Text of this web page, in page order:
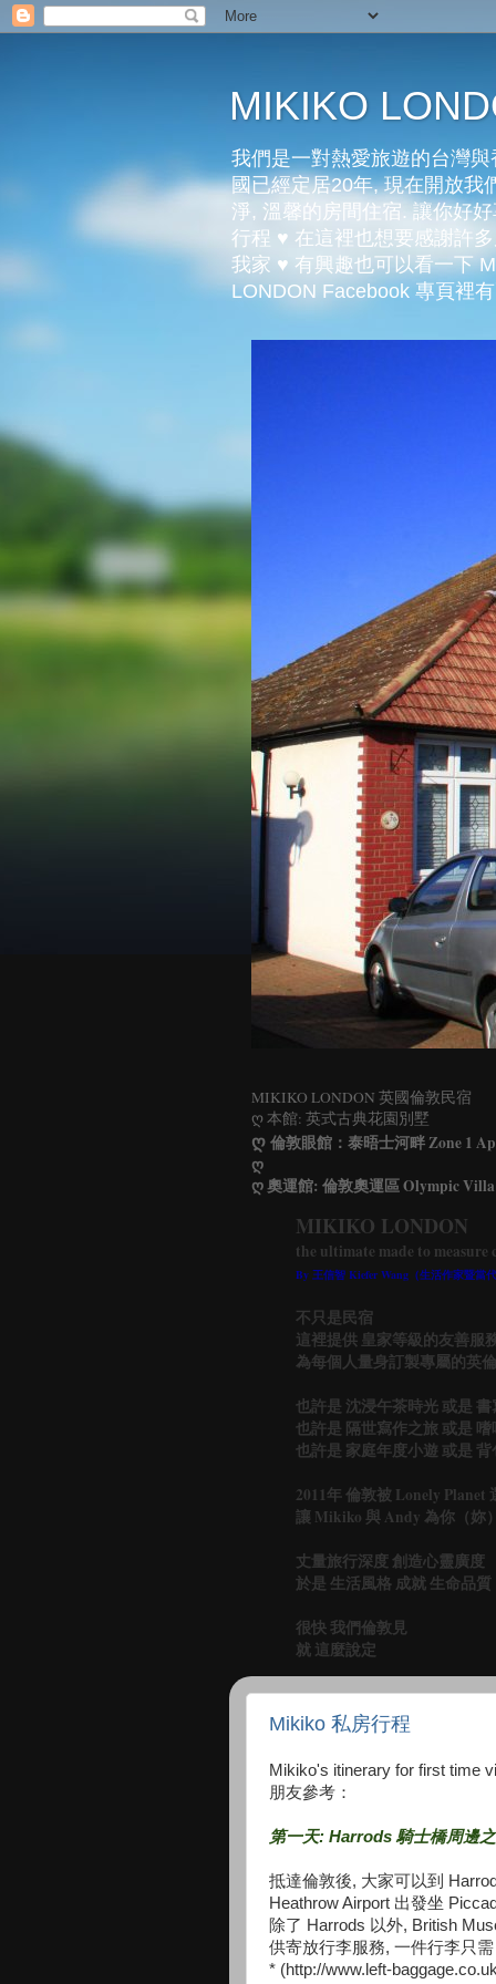
MIKIKO
我們是一對熱愛旅遊的台灣
國已經定居20年, 現在開放我
淨, 溫馨的房間住宿. 讓你好
行程 ♥ 在這裡也想要感謝許
我家 ♥ 有興趣也可以看一下
LONDON Facebook 專頁裡
MIKIKO LONDON 英國倫敦民宿
ღ 本館: 英式古典花園別墅
ღ 倫敦眼館：泰晤士河畔 Zone 1
ღ
ღ 奧運館: 倫敦奧運區 Olympic Villa
MIKIKO LONDON
the ultimate made to measure
By 王信智 Kiefer Wang（生活作家暨當
不只是民宿
這裡提供 皇家等級的友善服
為每個人量身訂製專屬的英
也許是 沈浸午茶時光 或是
也許是 隔世寫作之旅 或是
也許是 家庭年度小遊 或是
2011年 倫敦被 Lonely
讓 Mikiko 與 Andy 為你（妳
丈量旅行深度 創造心靈廣度
於是 生活風格 成就 生命品質
很快 我們倫敦見
就 這麼說定
Mikiko 私房行程
Mikiko's itinerary for first time
朋友參考：
第一天: Harrods 騎士橋周邊
抵達倫敦後, 大家可以到
Heathrow Airport 出發坐
除了 Harrods 以外, British
供寄放行李服務, 一件行李只
* (http://www.left-